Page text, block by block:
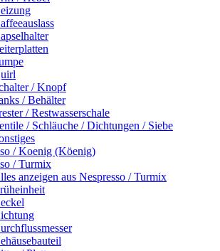
/ Knopf
/ Behälter
/ Restwasserschale
/ Schläuche / Dichtungen / Siebe
/ Koenig (Köenig)
/ Turmix
anzeigen aus Nespresso / Turmix